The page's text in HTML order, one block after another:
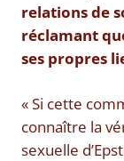
relations de
réclamant
ses propres
« Si cette
connaître la
sexuelle